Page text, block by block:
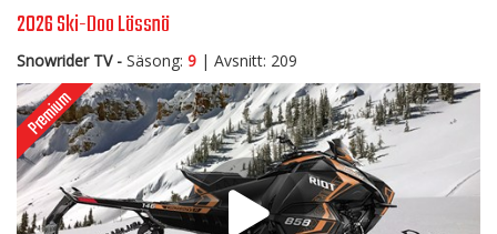
2026 Ski-Doo Lössnö
Snowrider TV - Säsong: 9 | Avsnitt: 209